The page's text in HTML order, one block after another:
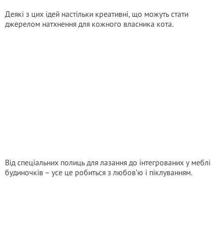
Деякі з цих ідей настільки креативні, що можуть стати
джерелом натхнення для кожного власника кота.
Від спеціальних полиць для лазання до інтегрованих у меблі
будиночків – усе це робиться з любов’ю і піклуванням.